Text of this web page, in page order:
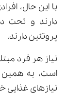
با این حال،
دارند و تحت
پروتئین دارند.
نیاز هر فرد
است، به
نیازهای